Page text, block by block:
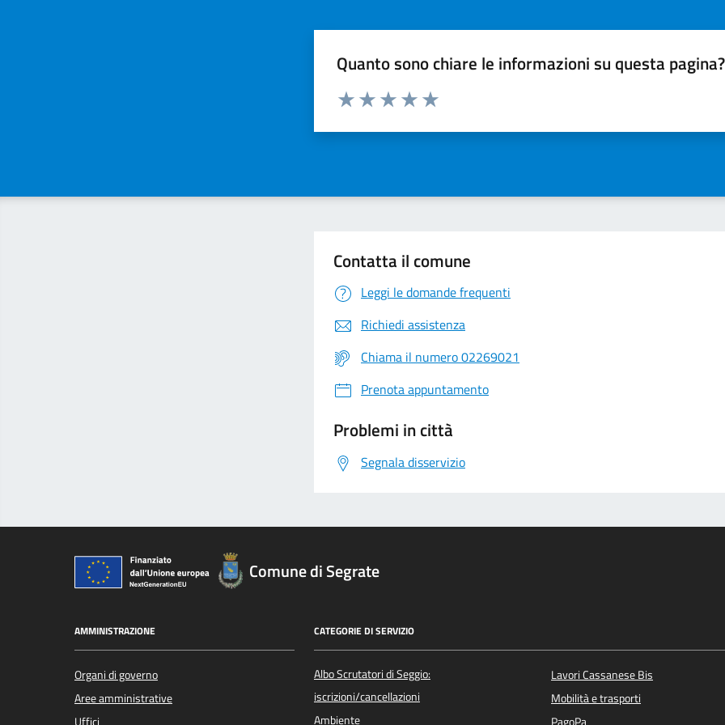
Quanto sono chiare le informazioni su questa pagina?
Valuta da 1 a 5 stelle la pagina
Contatta il comune
Leggi le domande frequenti
Richiedi assistenza
Chiama il numero 02269021
Prenota appuntamento
Problemi in città
Segnala disservizio
Comune di Segrate
AMMINISTRAZIONE
Organi di governo
Aree amministrative
CATEGORIE DI SERVIZIO
Albo Scrutatori di Seggio:
iscrizioni/cancellazioni
Ambiente
Lavori Cassanese Bis
Mobilità e trasporti